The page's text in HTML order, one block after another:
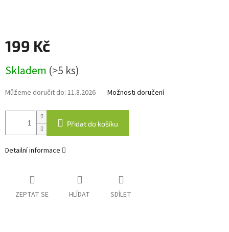
199 Kč
cena:
Skladem (>5 ks)
Můžeme doručit do: 11.8.2026 Možnosti doručení
Přidat do košíku
Detailní informace
ZEPTAT SE HLÍDAT SDÍLET